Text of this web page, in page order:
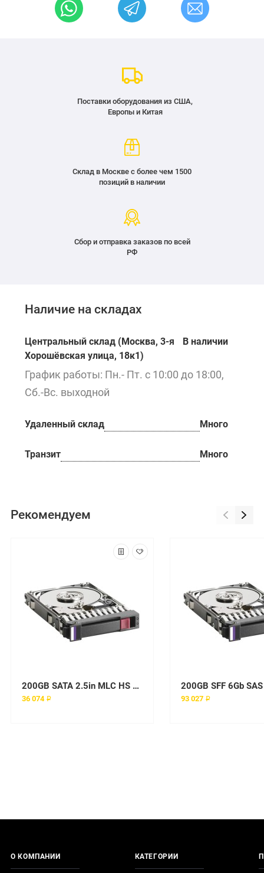
Поставки оборудования из США,
Европы и Китая
Склад в Москве с более чем 1500
позиций в наличии
Сбор и отправка заказов по всей
РФ
Наличие на складах
Центральный склад (Москва, 3-я
Хорошёвская улица, 18к1)
В наличии
График работы: Пн.- Пт. с 10:00 до 18:00,
Сб.-Вс. выходной
Удаленный склад Много
Транзит Много
Рекомендуем
200GB SATA 2.5in MLC HS SSD
36 074 ₽
200GB SFF 6Gb SAS
93 027 ₽
О КОМПАНИИ КАТЕГОРИИ